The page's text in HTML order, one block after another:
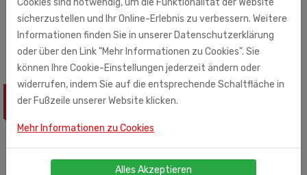
Carl-Benz-Str. 10 - 14
77731 Willstätt
ÄHNLICHE PRODUKTE
sicherzustellen und Ihr Online-Erlebnis zu verbessern. Weitere
Informationen finden Sie in unserer Datenschutzerklärung
oder über den Link "Mehr Informationen zu Cookies". Sie
können Ihre Cookie-Einstellungen jederzeit ändern oder
widerrufen, indem Sie auf die entsprechende Schaltfläche in
der Fußzeile unserer Website klicken.
Mehr Informationen zu Cookies
Alles Akzeptieren